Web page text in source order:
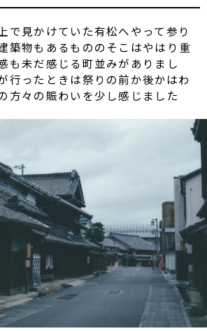
で見かけていた有松へやって参り
築物もあるもののそこはやはり重
も未だ感じる町並みがありまし
行ったときは祭りの前か後かはわ
方々の賑わいを少し感じました